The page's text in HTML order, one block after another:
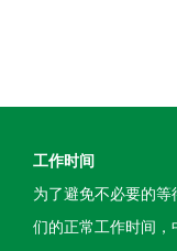
工作时间
为了避免不必要的
们的正常工作时间，